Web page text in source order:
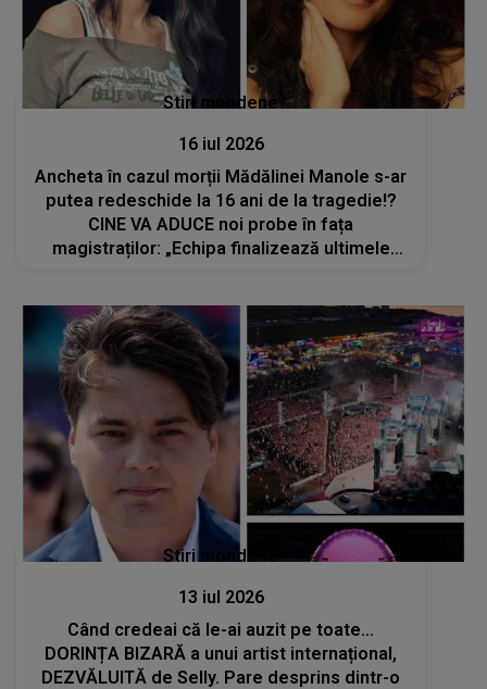
Stiri mondene
16 iul 2026
Ancheta în cazul morții Mădălinei Manole s-ar
putea redeschide la 16 ani de la tragedie!?
CINE VA ADUCE noi probe în fața
magistraților: „Echipa finalizează ultimele
Stiri mondene
13 iul 2026
Când credeai că le-ai auzit pe toate...
DORINȚA BIZARĂ a unui artist internațional,
DEZVĂLUITĂ de Selly. Pare desprins dintr-o